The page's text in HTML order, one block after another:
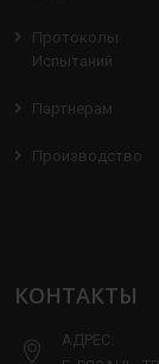
Протоколы
Испытаний
Партнерам
Производство
КОНТАКТЫ
АДРЕС: